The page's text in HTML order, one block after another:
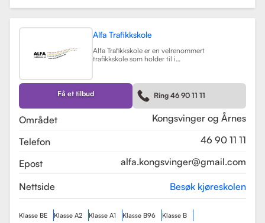
Alfa Trafikkskole
Alfa Trafikkskole er en velrenommert
trafikkskole som holder til i
kjøreopplæringen. Skolen tilbyr et
bredt spekter av tjenester, inkludert
opplæring for førerkort klasse B,
både med manuelt og automatgir.
Få et tilbud Ring 46 90 11 11
Området
Kongsvinger og Årnes
Telefon
46 90 11 11
Epost
alfa.kongsvinger@gmail.com
Nettside Besøk kjøreskolen
Klasse BE Klasse A2 Klasse A1 Klasse B96 Klasse B